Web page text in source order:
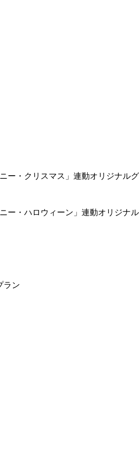
・クリスマス」連動オリジナル
・ハロウィーン」連動オリジナ
ラン